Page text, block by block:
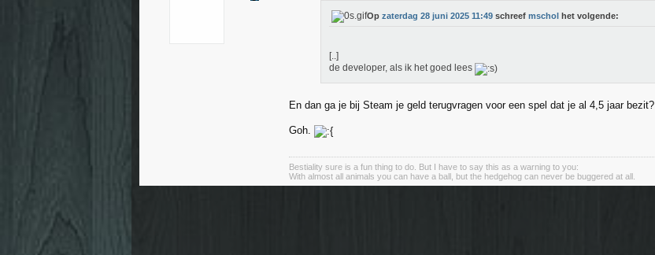
Op zaterdag 28 juni 2025 11:49 schreef mschol het volgende:
[..]
de developer, als ik het goed lees
En dan ga je bij Steam je geld terugvragen voor een spel dat je al 4,5 jaar bezit?
Goh.
Bestiality sure is a fun thing to do. But I have to say this as a warning to you:
With almost all animals you can have a ball, but the hedgehog can never be buggered at all.